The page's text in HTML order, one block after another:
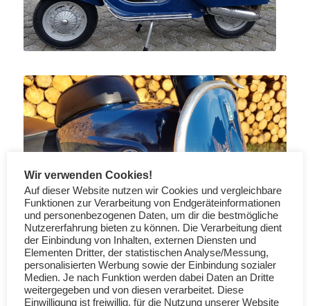
Wir verwenden Cookies!
Auf dieser Website nutzen wir Cookies und vergleichbare
Funktionen zur Verarbeitung von Endgeräteinformationen
und personenbezogenen Daten, um dir die bestmögliche
Nutzererfahrung bieten zu können. Die Verarbeitung dient
der Einbindung von Inhalten, externen Diensten und
Elementen Dritter, der statistischen Analyse/Messung,
personalisierten Werbung sowie der Einbindung sozialer
Medien. Je nach Funktion werden dabei Daten an Dritte
weitergegeben und von diesen verarbeitet. Diese
Einwilligung ist freiwillig, für die Nutzung unserer Website